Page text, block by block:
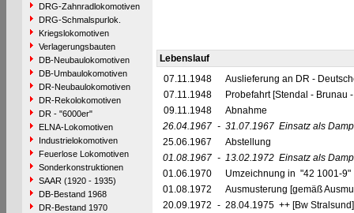
DRG-Zahnradlokomotiven
DRG-Schmalspurlok.
Kriegslokomotiven
Verlagerungsbauten
DB-Neubaulokomotiven
DB-Umbaulokomotiven
DR-Neubaulokomotiven
DR-Rekolokomotiven
DR - "6000er"
ELNA-Lokomotiven
Industrielokomotiven
Feuerlose Lokomotiven
Sonderkonstruktionen
SAAR (1920 - 1935)
DB-Bestand 1968
DR-Bestand 1970
Lebenslauf
07.11.1948
Auslieferung an DR -
07.11.1948
Probefahrt [Stendal - Brunau
09.11.1948
Abnahme
26.04.1967 - 31.07.1967 Einsatz als
25.06.1967
Abstellung
01.08.1967 - 13.02.1972 Einsatz als
01.06.1970
Umzeichnung in "42 1001-9"
01.08.1972
Ausmusterung [gemäß
20.09.1972 - 28.04.1975 ++ [Bw Stralsund]